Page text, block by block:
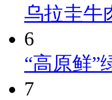
乌拉圭牛
6
“高原鲜”
7